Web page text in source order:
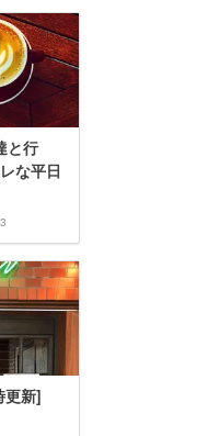
と行
な平日
更新]